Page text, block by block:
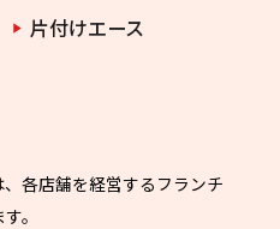
片付けエース
各店舗を経営するフランチ
。